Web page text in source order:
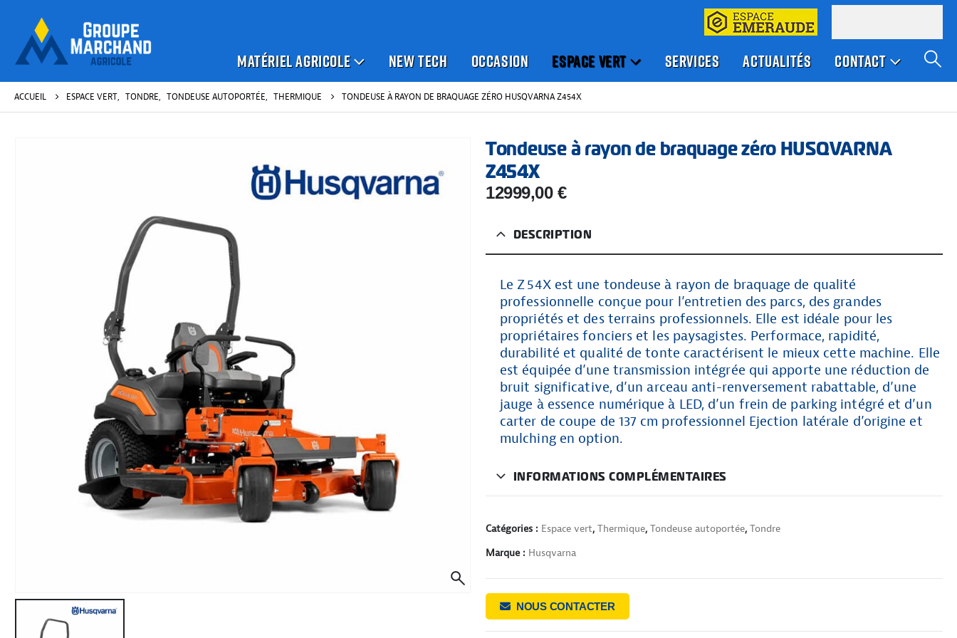
MATÉRIEL AGRICOLE NEW TECH OCCASION ESPACE VERT SERVICES ACTUALITÉS CONTACT
ACCUEIL ESPACE VERT, TONDRE, TONDEUSE AUTOPORTÉE, THERMIQUE TONDEUSE À RAYON DE BRAQUAGE ZÉRO HUSQVARNA Z454X
Tondeuse à rayon de braquage zéro HUSQVARNA
Z454X
12999,00 €
DESCRIPTION
Le Z 54X est une tondeuse à rayon de braquage de qualité
professionnelle conçue pour l’entretien des parcs, des grandes
propriétés et des terrains professionnels. Elle est idéale pour les
propriétaires fonciers et les paysagistes. Performace, rapidité,
durabilité et qualité de tonte caractérisent le mieux cette machine. Elle
est équipée d’une transmission intégrée qui apporte une réduction de
bruit significative, d’un arceau anti-renversement rabattable, d’une
jauge à essence numérique à LED, d’un frein de parking intégré et d’un
carter de coupe de 137 cm professionnel Ejection latérale d’origine et
mulching en option.
INFORMATIONS COMPLÉMENTAIRES
Catégories : Espace vert, Thermique, Tondeuse autoportée, Tondre
Marque : Husqvarna
NOUS CONTACTER